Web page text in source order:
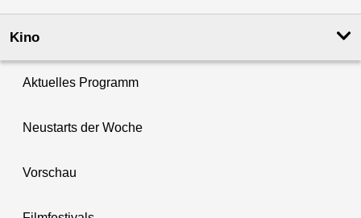
Kino
Aktuelles Programm
Neustarts der Woche
Vorschau